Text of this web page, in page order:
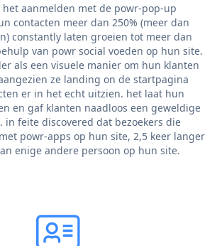
aanmelden met de powr-pop-up
contacten meer dan 250% (meer dan
constantly laten groeien tot meer dan
van powr social voeden op hun site.
als een visuele manier om hun klanten
ze landing on de startpagina
er in het echt uitzien. het laat hun
en gaf klanten naadloos een geweldige
in feite discovered dat bezoekers die
powr-apps op hun site, 2,5 keer langer
enige andere persoon op hun site.